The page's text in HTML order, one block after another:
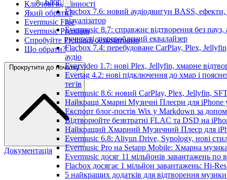
Flacbox 7.6: новий аудіодвигун BASS,
візуалізатор
Evermusic 8.7: справжнє відтворення без пауз,
гучності, перероблений еквалайзер
Flacbox 7.4: перебудоване CarPlay, Plex,
аудіо
Evervideo 1.7: нові Plex, Jellyfin, хмарне
Evertag 4.2: нові підключення до хмар і
тегів
Evermusic 8.6: новий CarPlay, Plex, Jellyfin,
Найкращі Хмарні Музичні Плеєри для iPhone
Експорт блог-постів Wix у Markdown за
Відтворюйте безвтратні FLAC та DSD на
Найкращий Хмарний Музичний Плеєр для
Evermusic 6.8: Aliyun Drive, Synology, нові
Evermusic Pro на Setapp Mobile: Хмарна
Evermusic досяг 11 мільйонів завантажень по
Flacbox досягає 1 мільйон завантажень: Hi-Res
5 найкращих додатків для відтворення
Ключові відмінності
Який обрати?
Evermusic Free
Evermusic Premium
Спробуйте Premium безкоштовно
Що обрати?
Прокрутити до початку
Документація